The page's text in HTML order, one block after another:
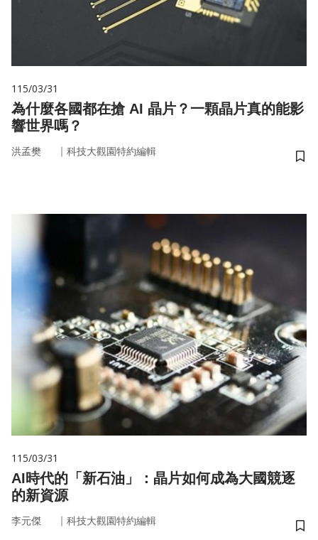
115/03/31
為什麼各國都在搶 AI 晶片？一顆晶片真的能影
響世界嗎？
洪孟樊 ｜ 科技大觀園特約編輯
儲
115/03/31
AI時代的「新石油」：晶片如何成為大國競逐
的新資源
李元傑 ｜ 科技大觀園特約編輯
儲